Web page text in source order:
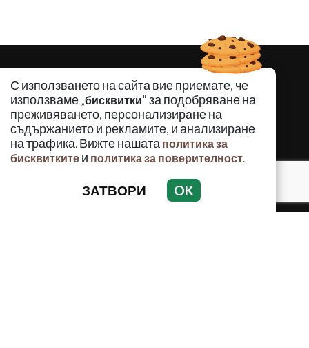
С използването на сайта вие приемате, че
използваме „бисквитки" за подобряване на
преживяването, персонализиране на
съдържанието и рекламите, и анализиране
на трафика. Вижте нашата политика за
бисквитките и политика за поверителност.
ЗАТВОРИ OK
КРИМИНАЛНО